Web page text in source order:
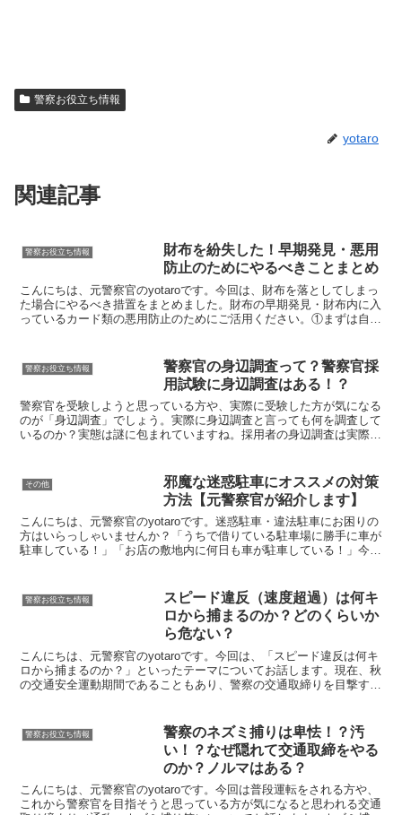
警察お役立ち情報
yotaro
関連記事
警察お役立ち情報
財布を紛失した！早期発見・悪用
防止のためにやるべきことまとめ
こんにちは、元警察官のyotaroです。今回は、財布を落としてしまっ
た場合にやるべき措置をまとめました。財布の早期発見・財布内に入
っているカード類の悪用防止のためにご活用ください。①まずは自分
警察お役立ち情報
警察官の身辺調査って？警察官採
用試験に身辺調査はある！？
警察官を受験しようと思っている方や、実際に受験した方が気になる
のが「身辺調査」でしょう。実際に身辺調査と言っても何を調査して
いるのか？実態は謎に包まれていますね。採用者の身辺調査は実際に
その他
邪魔な迷惑駐車にオススメの対策
方法【元警察官が紹介します】
こんにちは、元警察官のyotaroです。迷惑駐車・違法駐車にお困りの
方はいらっしゃいませんか？「うちで借りている駐車場に勝手に車が
駐車している！」「お店の敷地内に何日も車が駐車している！」今回
警察お役立ち情報
スピード違反（速度超過）は何キ
ロから捕まるのか？どのくらいか
ら危ない？
こんにちは、元警察官のyotaroです。今回は、「スピード違反は何キ
ロから捕まるのか？」といったテーマについてお話します。現在、秋
の交通安全運動期間であることもあり、警察の交通取締りを目撃する
警察お役立ち情報
警察のネズミ捕りは卑怯！？汚
い！？なぜ隠れて交通取締をやる
のか？ノルマはある？
こんにちは、元警察官のyotaroです。今回は普段運転をされる方や、
これから警察官を目指そうと思っている方が気になると思われる交通